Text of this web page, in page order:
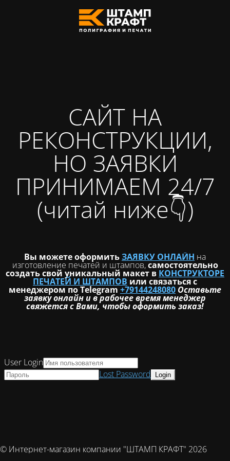
САЙТ НА
РЕКОНСТРУКЦИИ,
НО ЗАЯВКИ
ПРИНИМАЕМ 24/7
(читай ниже👇)
Вы можете оформитьЗАЯВКУ ОНЛАЙН на
изготовление печатей и штампов,самостоятельно
создать свой уникальный макет в КОНСТРУКТОРЕ
ПЕЧАТЕЙ И ШТАМПОВ или связаться с
менеджером по Telegram +79144248080 Оставьте
заявку онлайн и в рабочее время менеджер
свяжется с Вами, чтобы оформить заказ!
© Интернет-магазин компании "ШТАМП КРАФТ" 2026
User Login
Lost Password